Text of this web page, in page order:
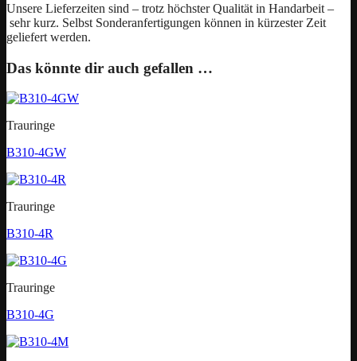
Unsere Lieferzeiten sind – trotz höchster Qualität in Handarbeit –
sehr kurz. Selbst Sonderanfertigungen können in kürzester Zeit
geliefert werden.
Das könnte dir auch gefallen …
Trauringe
B310-4GW
Trauringe
B310-4R
Trauringe
B310-4G